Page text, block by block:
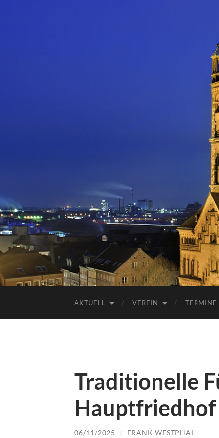
AKTUELL VEREIN TERMINE
Traditionelle
Hauptfriedhof
06/11/2025 / FRANK WESTPHAL